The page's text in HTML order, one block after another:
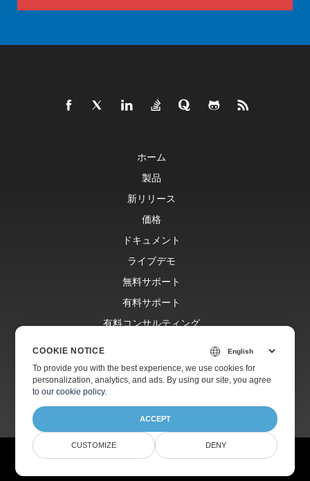
ホーム
製品
新リリース
価格
ドキュメント
ライブデモ
無料サポート
有料サポート
有料コンサルティング
ウェブサイト
会社情報
© Aspose Pty Ltd 2001-2026.
COOKIE NOTICE
To provide you with the best experience, we use cookies for
personalization, analytics, and ads. By using our site, you agree
toour cookie policy.
ACCEPT
CUSTOMIZE DENY